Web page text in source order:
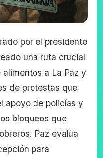
por el presidente
una ruta crucial
a La Paz y
de protestas que
apoyo de policías y
bloqueos que
Paz evalúa
para